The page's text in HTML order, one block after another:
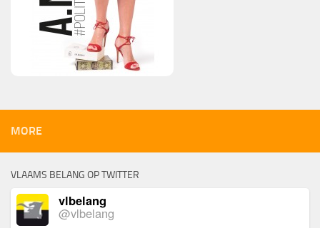
MORE
VLAAMS BELANG OP TWITTER
vlbelang
@vlbelang